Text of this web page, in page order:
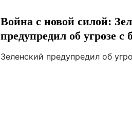
Война с новой силой:
предупредил об угрозе с
Зеленский предупредил об